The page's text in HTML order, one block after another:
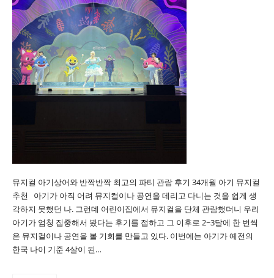
뮤지컬 아기상어와 반짝반짝 최고의 파티 관람 후기 34개월 아기 뮤지컬
추천 아기가 아직 어려 뮤지컬이나 공연을 데리고 다니는 것을 쉽게 생
각하지 못했던 나. 그런데 어린이집에서 뮤지컬을 단체 관람했더니 우리
아기가 엄청 집중해서 봤다는 후기를 접하고 그 이후로 2~3달에 한 번씩
은 뮤지컬이나 공연을 볼 기회를 만들고 있다. 이번에는 아기가 예전의
한국 나이 기준 4살이 된…